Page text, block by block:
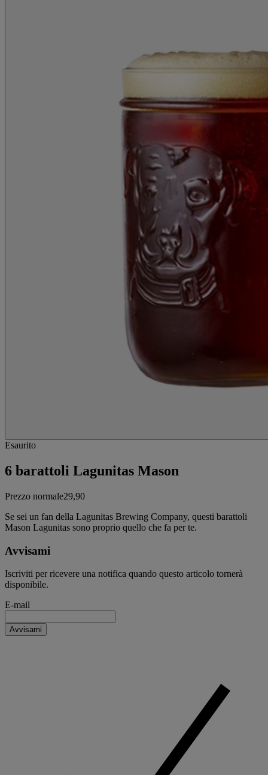
Esaurito
6 barattoli Lagunitas Mason
Prezzo normale29,90
Se sei un fan della Lagunitas Brewing Company, questi barattoli
Mason Lagunitas sono proprio quello che fa per te.
Avvisami
Iscriviti per ricevere una notifica quando questo articolo tornerà
disponibile.
E-mail
Avvisami